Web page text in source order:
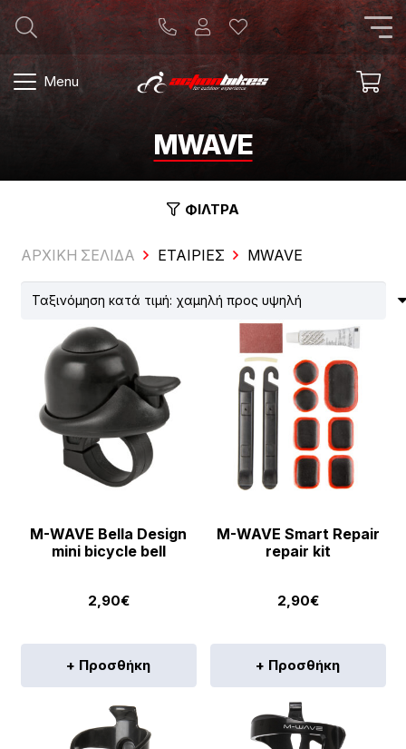
Menu
MWAVE
ΦΙΛΤΡΑ
ΑΡΧΙΚΗ ΣΕΛΙΔΑ ΕΤΑΙΡΊΕΣ MWAVE
M-WAVE Bella Design
mini bicycle bell
2,90€
+ Προσθήκη
M-WAVE Smart Repair
repair kit
2,90€
+ Προσθήκη